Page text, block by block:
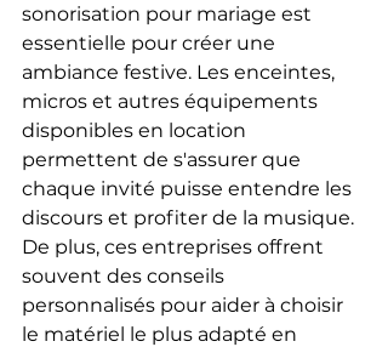
sonorisation pour mariage est
essentielle pour créer une
ambiance festive. Les enceintes,
micros et autres équipements
disponibles en location
permettent de s'assurer que
chaque invité puisse entendre les
discours et profiter de la musique.
De plus, ces entreprises offrent
souvent des conseils
personnalisés pour aider à choisir
le matériel le plus adapté en